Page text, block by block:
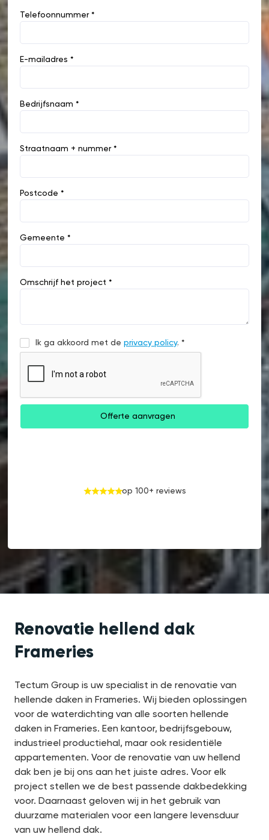
Telefoonnummer *
E-mailadres *
Bedrijfsnaam *
Straatnaam + nummer *
Postcode *
Gemeente *
Omschrijf het project *
Ik ga akkoord met deprivacy policy. *
op 100+ reviews
Renovatie hellend dak
Frameries
Tectum Group is uw specialist in de renovatie van
hellende daken in Frameries. Wij bieden oplossingen
voor de waterdichting van alle soorten hellende
daken in Frameries. Een kantoor, bedrijfsgebouw,
industrieel productiehal, maar ook residentiële
appartementen. Voor de renovatie van uw hellend
dak ben je bij ons aan het juiste adres. Voor elk
project stellen we de best passende dakbedekking
voor. Daarnaast geloven wij in het gebruik van
duurzame materialen voor een langere levensduur
van uw hellend dak.